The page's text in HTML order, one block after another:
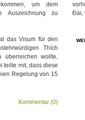
um dem
Auszeichnung zu
das Visum für den
Thích
überreichen wollte,
teilte mit, dass diese
Regelung von 15
Kommentar (0)
Đài,